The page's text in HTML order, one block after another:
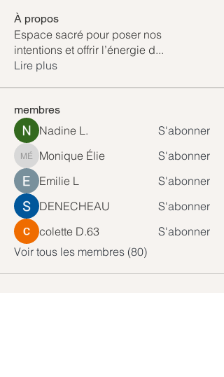
À propos
Espace sacré pour poser nos
intentions et offrir l’énergie d...
Lire plus
membres
Nadine L. S'abonner
Monique Élie
Monique Élie
S'abonner
Emilie L
S'abonner
DENECHEAU
S'abonner
colette D.63
S'abonner
Voir tous les membres (80)